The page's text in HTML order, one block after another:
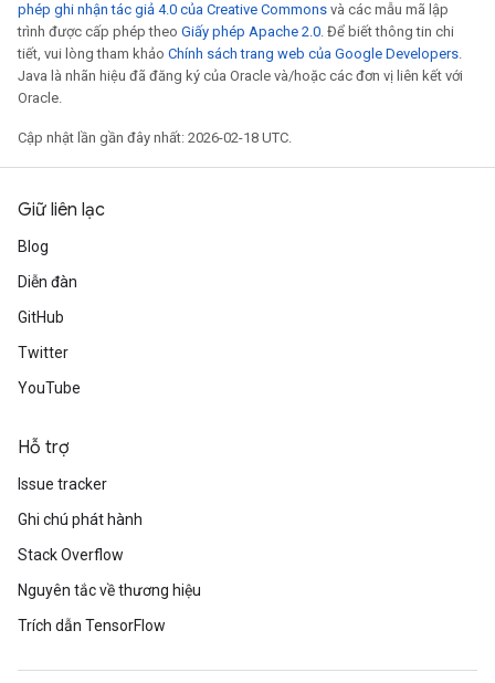
phép ghi nhận tác giả 4.0 của Creative Commons và các mẫu mã lập
trình được cấp phép theo Giấy phép Apache 2.0. Để biết thông tin chi
tiết, vui lòng tham khảo Chính sách trang web của Google Developers.
Java là nhãn hiệu đã đăng ký của Oracle và/hoặc các đơn vị liên kết với
Oracle.
Cập nhật lần gần đây nhất: 2026-02-18 UTC.
Giữ liên lạc
Blog
Diễn đàn
GitHub
Twitter
YouTube
Hỗ trợ
Issue tracker
Ghi chú phát hành
Stack Overflow
Nguyên tắc về thương hiệu
Trích dẫn TensorFlow